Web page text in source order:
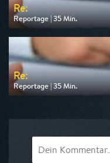
Re:
Reportage | 35 Min.
Ausgestrahlt von arte
am 13.08.2026, 19:40
Re:
Reportage | 35 Min.
Ausgestrahlt von arte